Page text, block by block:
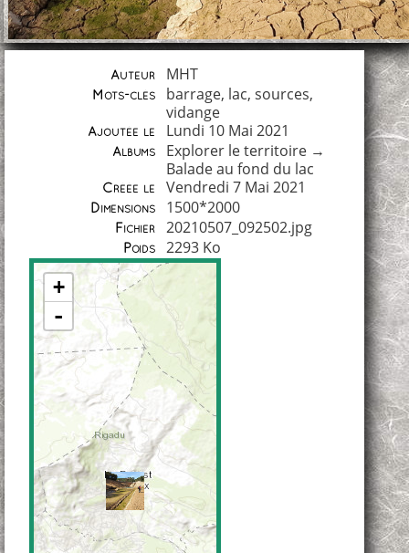
Auteur MHT
Mots-clés barrage, lac, sources,
vidange
Ajoutée le Lundi 10 Mai 2021
Albums Explorer le territoire→
Balade au fond du lac
Créée le Vendredi 7 Mai 2021
Dimensions 1500*2000
Fichier 20210507_092502.jpg
Poids 2293 Ko
+
-